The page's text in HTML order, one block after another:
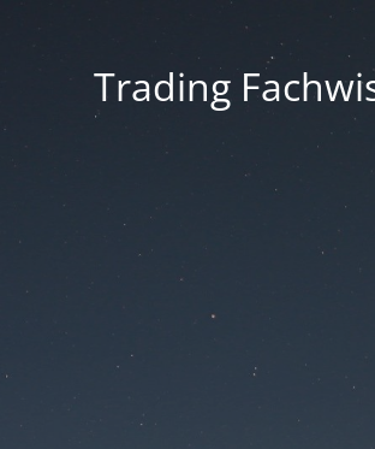
Trading